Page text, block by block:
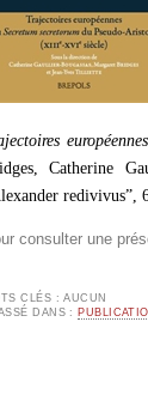
Catherine
redivivus”,
consulter une
CLÉS : AUCUN
DANS :